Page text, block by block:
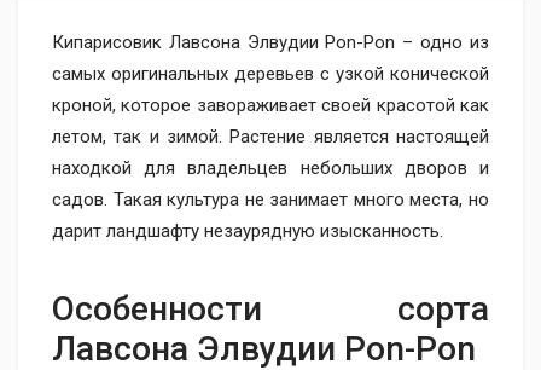
Кипарисовик Лавсона Элвудии Pon-Pon – одно из
самых оригинальных деревьев с узкой конической
кроной, которое завораживает своей красотой как
летом, так и зимой. Растение является настоящей
находкой для владельцев небольших дворов и
садов. Такая культура не занимает много места, но
дарит ландшафту незаурядную изысканность.
Особенно​сти сорта
Лавсона Элвудии Pon-Pon